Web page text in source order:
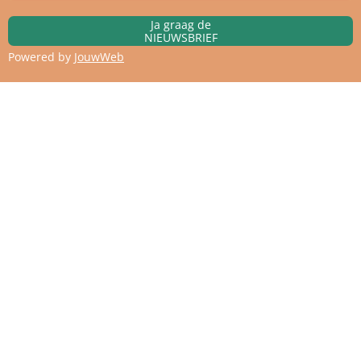
Ja graag de
NIEUWSBRIEF
Powered by JouwWeb